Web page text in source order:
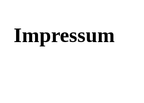
Impressum